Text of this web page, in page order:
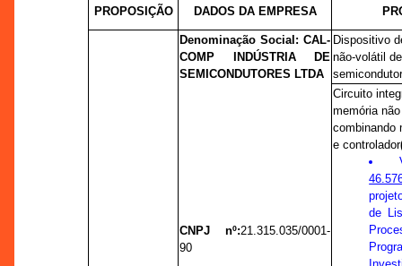
PROPOSIÇÃO DADOS DA EMPRESA
Denominação Social:CAL-
COMP INDÚSTRIA DE
SEMICONDUTORES LTDA
Dispositivo
não-volátil
CNPJ nº:21.315.035/0001-
90
Circuito
memória
combinando
e controlador
de